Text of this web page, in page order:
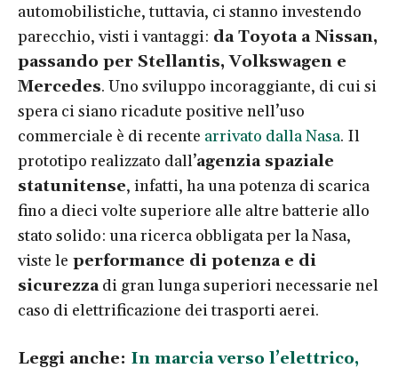
automobilistiche, tuttavia, ci stanno investendo
parecchio, visti i vantaggi: da Toyota a Nissan,
passando per Stellantis, Volkswagen e
Mercedes. Uno sviluppo incoraggiante, di cui si
spera ci siano ricadute positive nell’uso
commerciale è di recente arrivato dalla Nasa. Il
prototipo realizzato dall’agenzia spaziale
statunitense, infatti, ha una potenza di scarica
fino a dieci volte superiore alle altre batterie allo
stato solido: una ricerca obbligata per la Nasa,
viste le performance di potenza e di
sicurezzadi gran lunga superiori necessarie nel
caso di elettrificazione dei trasporti aerei.
Leggi anche: In marcia verso l’elettrico,